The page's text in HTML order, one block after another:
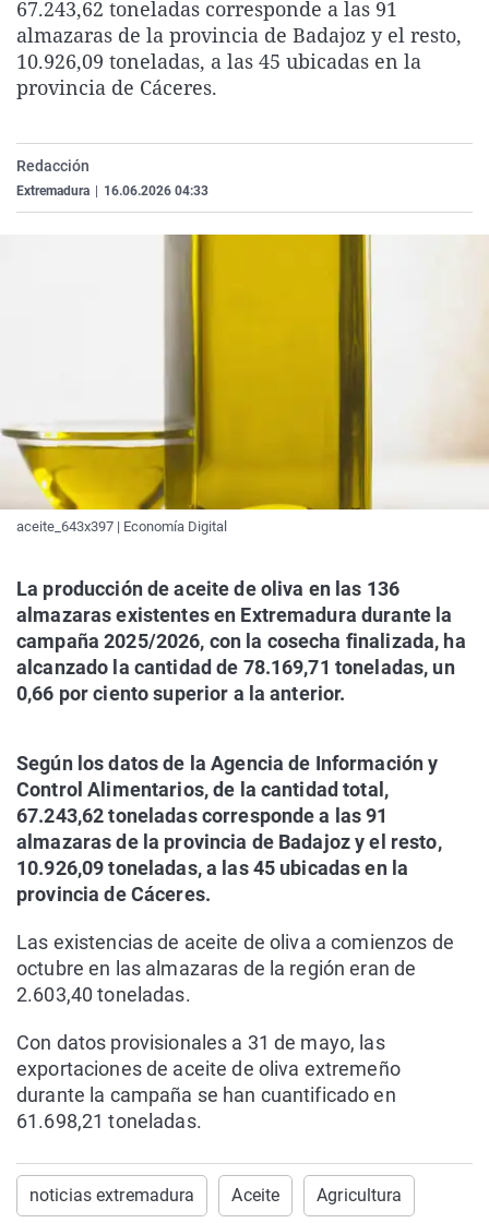
La rosa de los vientos
Gente viajera
Caso
Retornados
Extremadura
Galicia
Virales
Televisión
67.243,62 toneladas corresponde a las 91
almazaras de la provincia de Badajoz y el resto,
10.926,09 toneladas, a las 45 ubicadas en la
provincia de Cáceres.
Redacción
Extremadura 16.06.2026 04:33
aceite_643x397 | Economía Digital
La producción de aceite de oliva en las 136
almazaras existentes en Extremadura durante la
campaña 2025/2026, con la cosecha finalizada, ha
alcanzado la cantidad de 78.169,71 toneladas, un
0,66 por ciento superior a la anterior.
Según los datos de la Agencia de Información y
Control Alimentarios, de la cantidad total,
67.243,62 toneladas corresponde a las 91
almazaras de la provincia de Badajoz y el resto,
10.926,09 toneladas, a las 45 ubicadas en la
provincia de Cáceres.
Las existencias de aceite de oliva a comienzos de
octubre en las almazaras de la región eran de
2.603,40 toneladas.
Con datos provisionales a 31 de mayo, las
exportaciones de aceite de oliva extremeño
durante la campaña se han cuantificado en
61.698,21 toneladas.
noticias extremadura Aceite Agricultura